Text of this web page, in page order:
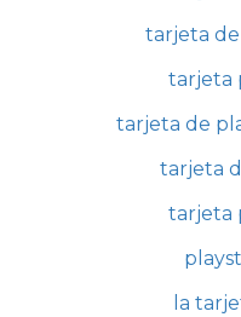
tarjeta
tarjeta
tarjeta de
tarjeta
tarjeta
la